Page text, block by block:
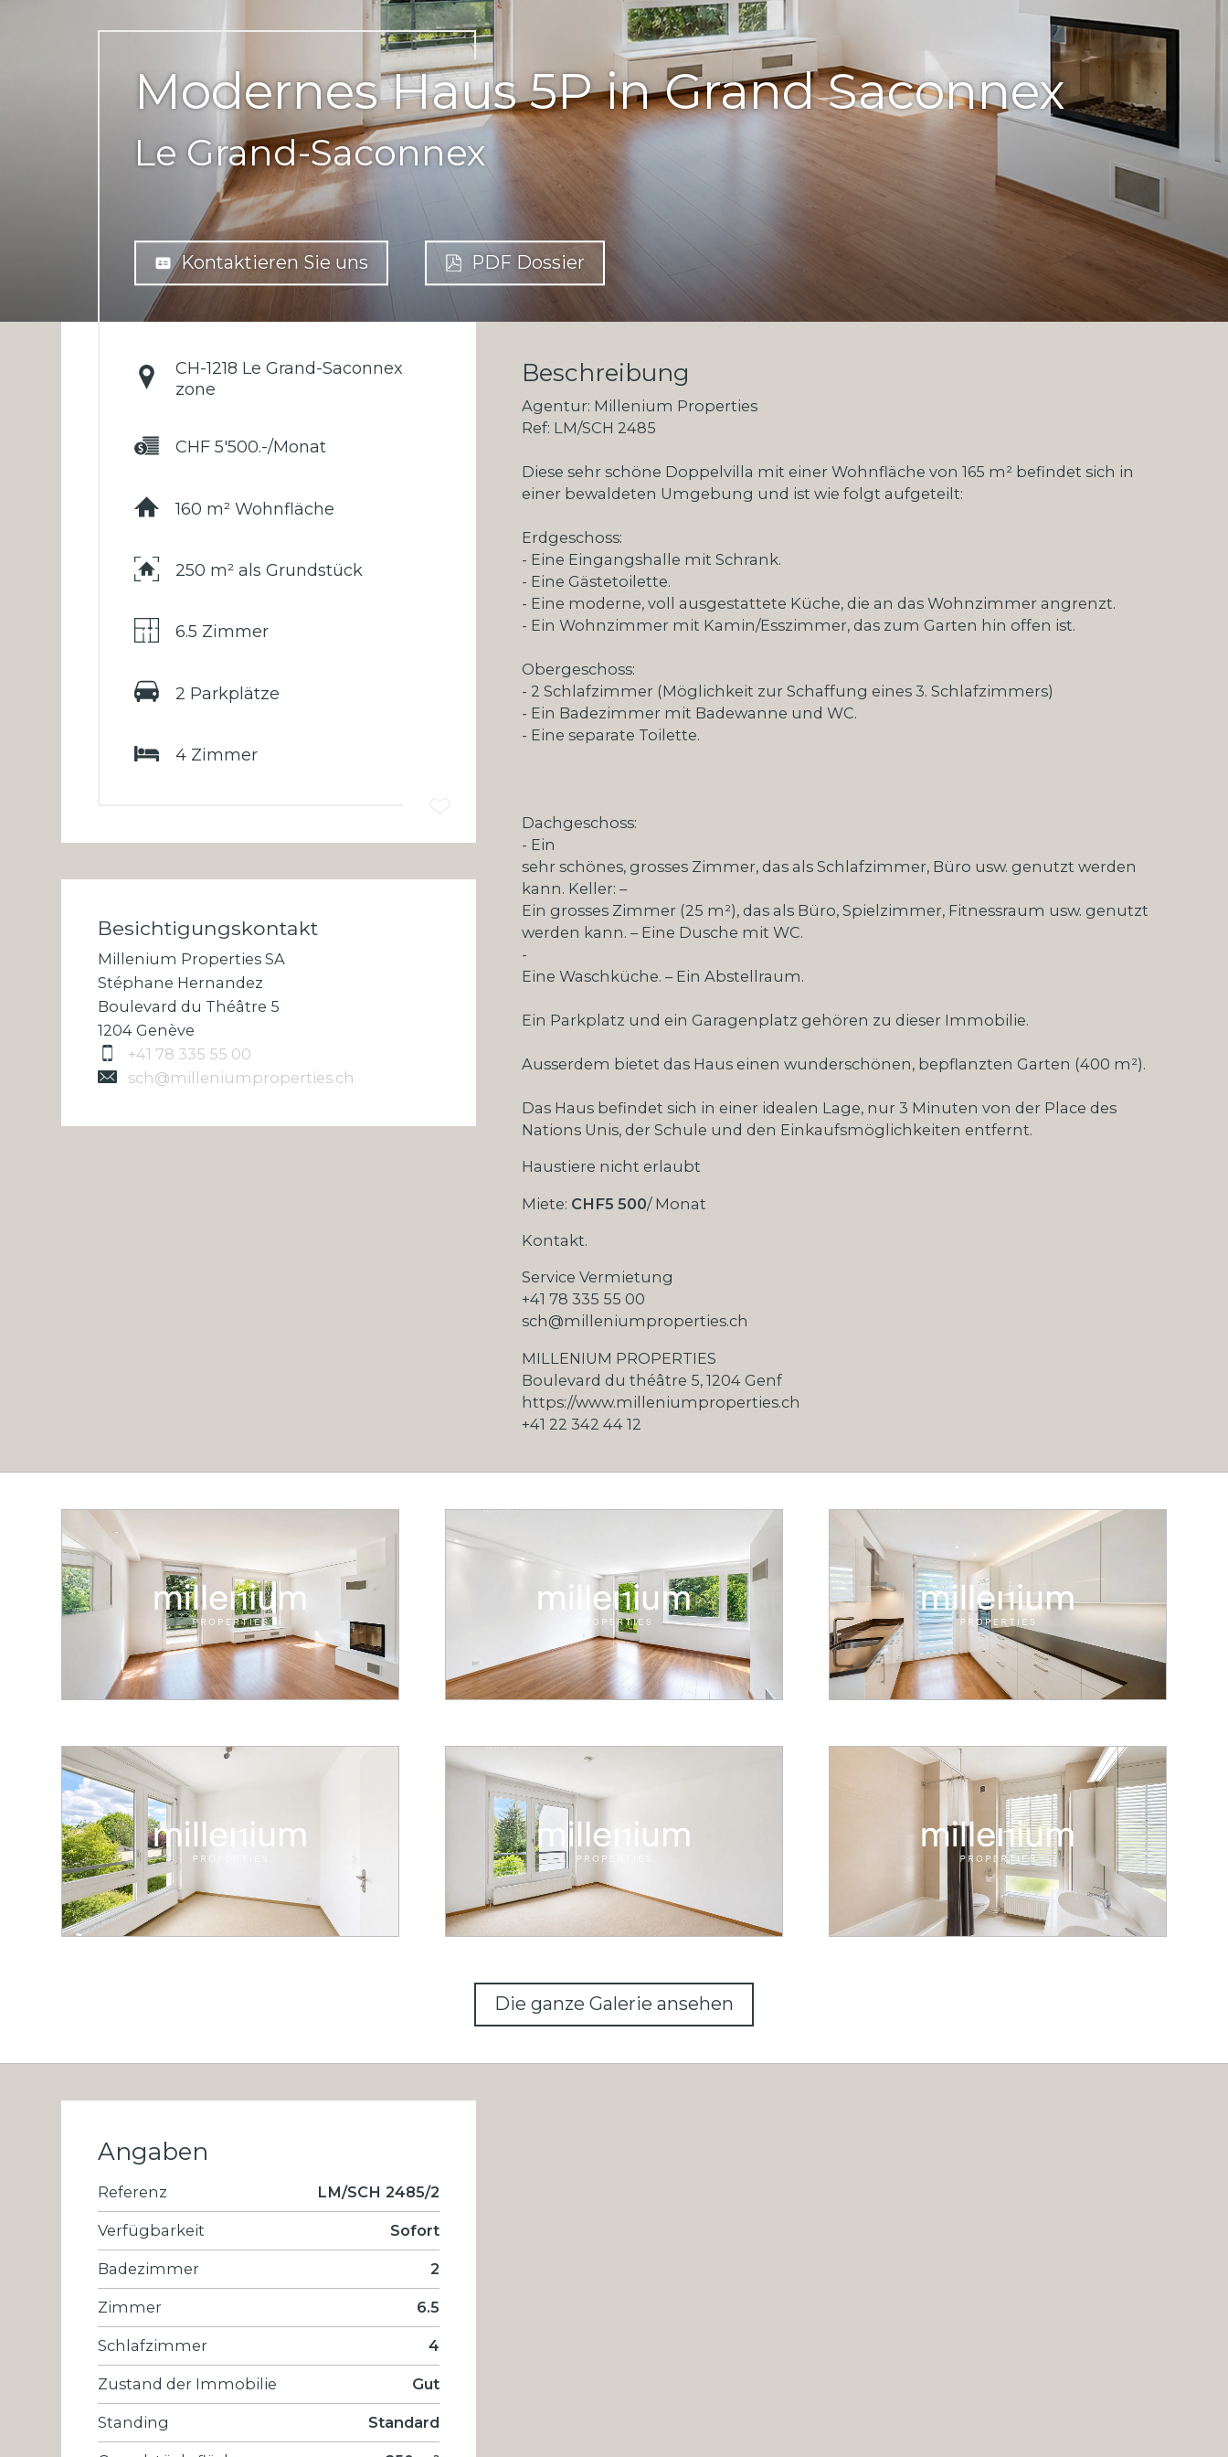
Modernes Haus 5P in Grand Saconnex
Le Grand-Saconnex
Kontaktieren Sie uns PDF Dossier
CH-1218 Le Grand-Saconnex
zone
CHF 5'500.-/Monat
160 m² Wohnfläche
250 m² als Grundstück
6.5 Zimmer
2 Parkplätze
4 Zimmer
Besichtigungskontakt
Millenium Properties SA
Stéphane Hernandez
Boulevard du Théâtre 5
1204 Genève
+41 78 335 55 00
sch@milleniumproperties.ch
Beschreibung
Agentur: Millenium Properties
Ref: LM/SCH 2485
Diese sehr schöne Doppelvilla mit einer Wohnfläche von 165 m² befindet sich in
einer bewaldeten Umgebung und ist wie folgt aufgeteilt:
Erdgeschoss:
- Eine Eingangshalle mit Schrank.
- Eine Gästetoilette.
- Eine moderne, voll ausgestattete Küche, die an das Wohnzimmer angrenzt.
- Ein Wohnzimmer mit Kamin/Esszimmer, das zum Garten hin offen ist.
Obergeschoss:
- 2 Schlafzimmer (Möglichkeit zur Schaffung eines 3. Schlafzimmers)
- Ein Badezimmer mit Badewanne und WC.
- Eine separate Toilette.
Dachgeschoss:
- Ein
sehr schönes, grosses Zimmer, das als Schlafzimmer, Büro usw. genutzt werden
kann. Keller: –
Ein grosses Zimmer (25 m²), das als Büro, Spielzimmer, Fitnessraum usw. genutzt
werden kann. – Eine Dusche mit WC.
-
Eine Waschküche. – Ein Abstellraum.
Ein Parkplatz und ein Garagenplatz gehören zu dieser Immobilie.
Ausserdem bietet das Haus einen wunderschönen, bepflanzten Garten (400 m²).
Das Haus befindet sich in einer idealen Lage, nur 3 Minuten von der Place des
Nations Unis, der Schule und den Einkaufsmöglichkeiten entfernt.
Haustiere nicht erlaubt
Miete: CHF5 500/ Monat
Kontakt.
Service Vermietung
+41 78 335 55 00
sch@milleniumproperties.ch
MILLENIUM PROPERTIES
Boulevard du théâtre 5, 1204 Genf
https://www.milleniumproperties.ch
+41 22 342 44 12
Die ganze Galerie ansehen
Angaben
Referenz LM/SCH 2485/2
Verfügbarkeit Sofort
Badezimmer 2
Zimmer 6.5
Schlafzimmer 4
Zustand der Immobilie Gut
Standing Standard